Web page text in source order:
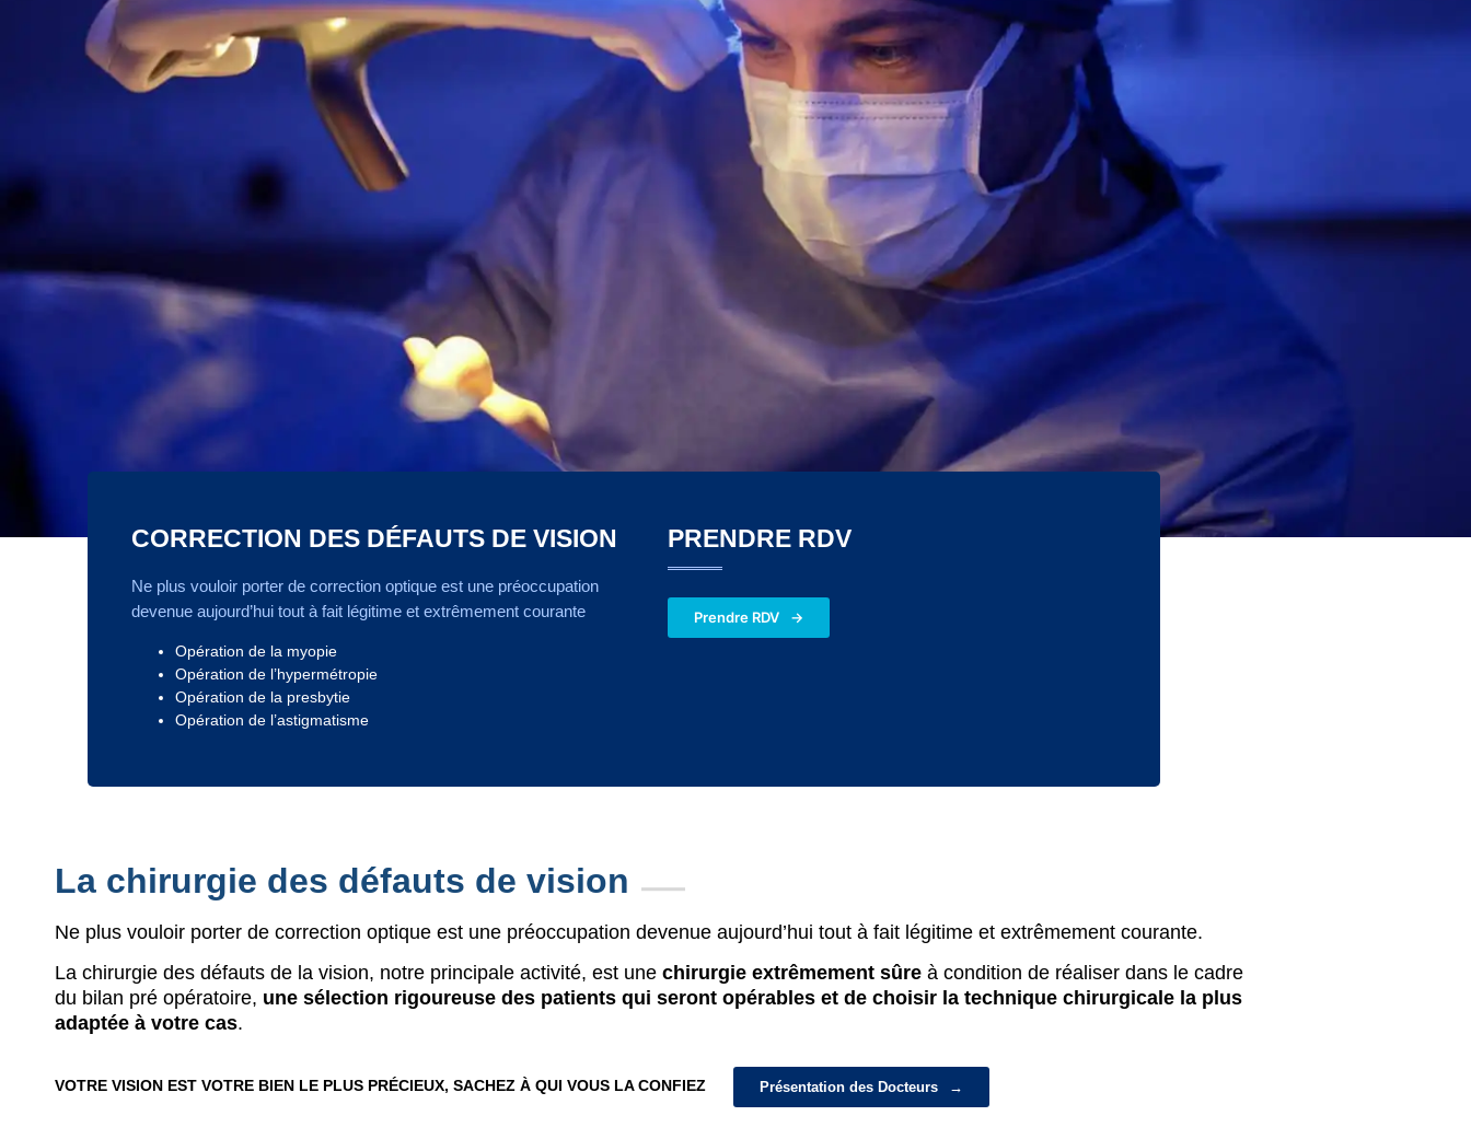
CORRECTION DES DÉFAUTS DE VISION
Ne plus vouloir porter de correction optique est une préoccupation
devenue aujourd’hui tout à fait légitime et extrêmement courante
Opération de la myopie
Opération de l’hypermétropie
Opération de la presbytie
Opération de l’astigmatisme
PRENDRE RDV
Prendre RDV
La chirurgie des défauts de vision
Ne plus vouloir porter de correction optique est une préoccupation devenue aujourd’hui tout à fait légitime et extrêmement courante.
La chirurgie des défauts de la vision, notre principale activité, est une chirurgie extrêmement sûre à condition de réaliser dans le cadre
du bilan pré opératoire, une sélection rigoureuse des patients qui seront opérables et de choisir la technique chirurgicale la plus
adaptée à votre cas.
VOTRE VISION EST VOTRE BIEN LE PLUS PRÉCIEUX, SACHEZ À QUI VOUS LA CONFIEZ Présentation des Docteurs